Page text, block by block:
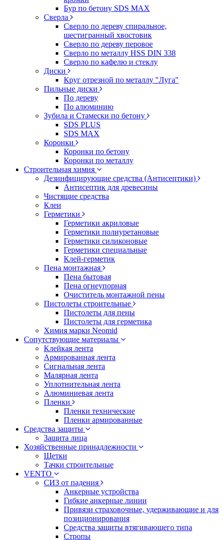
Бур по бетону SDS MAX
Сверла
Сверло по дереву спиральное,
шестигранный хвостовик
Сверло по дереву перовое
Сверло по металлу HSS DIN 338
Сверло по кафелю и стеклу
Диски
Круг отрезной по металлу "Луга"
Пильные диски
По дереву
По алюминию
Зубила и Стамески по бетону
SDS PLUS
SDS MAX
Коронки
Коронки по бетону
Коронки по металлу
Строительная химия
Дезинфицирующие средства (Антисептики)
Антисептик для древесины
Чистящие средства
Клеи
Герметики
Герметики акриловые
Герметики полиуретановые
Герметики силиконовые
Герметики специальные
Клей-герметик
Пена монтажная
Пена бытовая
Пена огнеупорная
Очиститель монтажной пены
Пистолеты строительные
Пистолеты для пены
Пистолеты для герметика
Химия марки Neomid
Сопутствующие материалы
Клейкая лента
Армированная лента
Сигнальная лента
Малярная лента
Уплотнительная лента
Алюминиевая лента
Пленки
Пленки технические
Пленки армированные
Средства защиты
Защита лица
Хозяйственные принадлежности
Щетки
Тачки строительные
VENTO
СИЗ от падения
Анкерные устройства
Гибкие анкерные линии
Привязи страховочные, удерживающие и для
позиционирования
Средства защиты втягивающего типа
Стропы